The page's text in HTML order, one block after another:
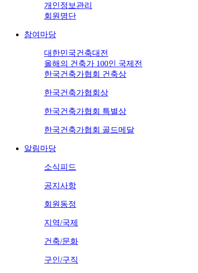
개인정보관리
회원명단
참여마당
대한민국건축대전
올해의 건축가 100인 국제전
한국건축가협회 건축상
한국건축가협회상
한국건축가협회 특별상
한국건축가협회 골드메달
알림마당
소식피드
공지사항
회원동정
지역/국제
건축/문화
구인/구직